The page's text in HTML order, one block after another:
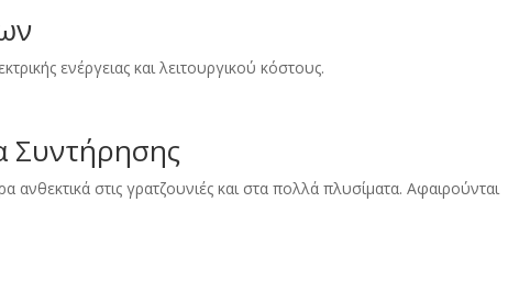
ενέργειας και λειτουργικού κόστους.
Συντήρησης
ανθεκτικά στις γρατζουνιές και στα πολλά πλυσίματα. Αφαιρούνται